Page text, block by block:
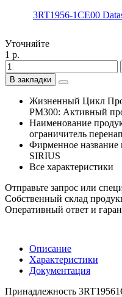
3RT1956-1CE00
Уточняйте
1 р.
В закладки
Жизненный Цикл
PM300: Активный
Наименование
ограничитель
Фирменное название
SIRIUS
Все характеристики
Отправьте запрос или
Собственный склад
Оперативный ответ и
Описание
Характеристики
Документация
Принадлежность